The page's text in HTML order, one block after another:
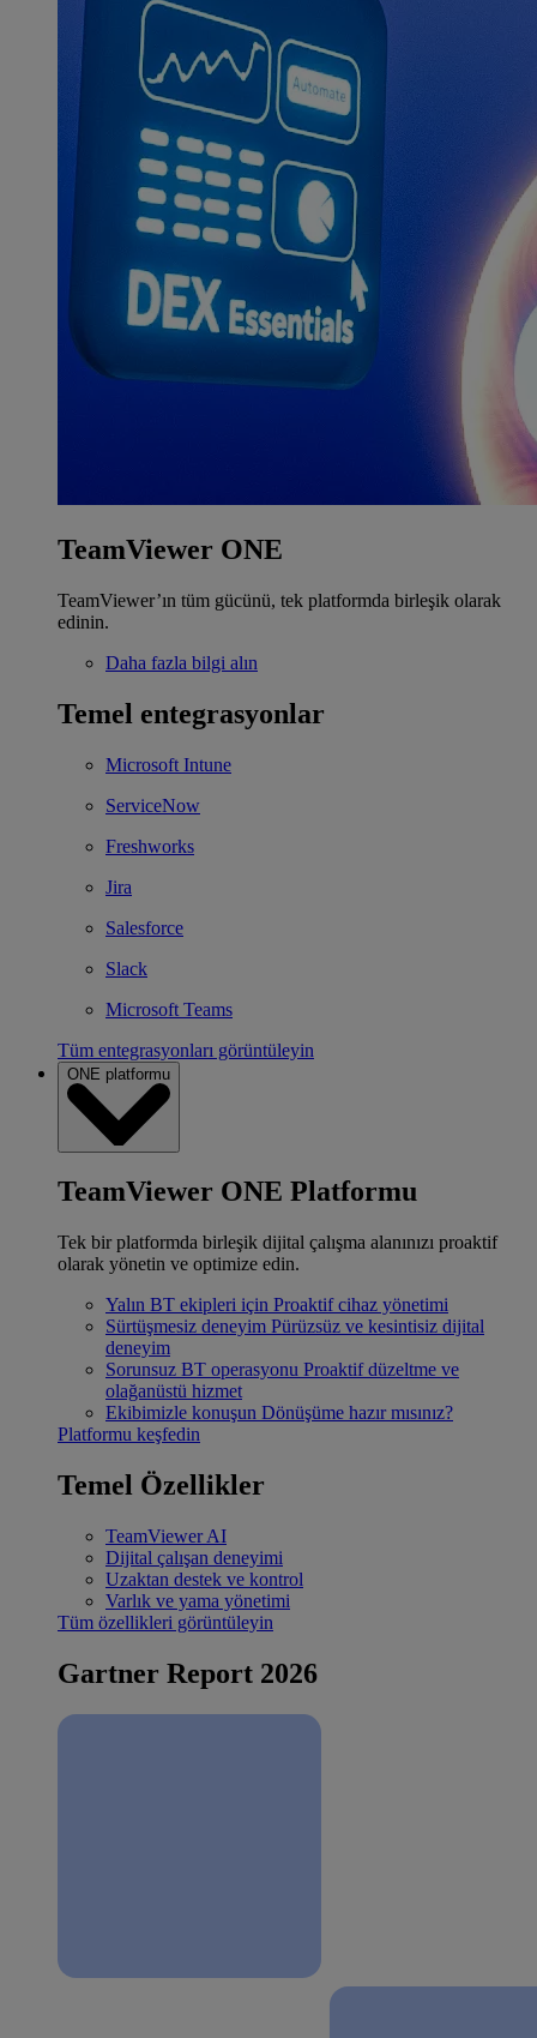
TeamViewer ONE
TeamViewer’ın tüm gücünü, tek platformda birleşik olarak
edinin.
Daha fazla bilgi alın
Temel entegrasyonlar
Microsoft Intune
ServiceNow
Freshworks
Jira
Salesforce
Slack
Microsoft Teams
Tüm entegrasyonları görüntüleyin
ONE platformu
TeamViewer ONE Platformu
Tek bir platformda birleşik dijital çalışma alanınızı proaktif
olarak yönetin ve optimize edin.
Yalın BT ekipleri için Proaktif cihaz yönetimi
Sürtüşmesiz deneyim Pürüzsüz ve kesintisiz dijital
deneyim
Sorunsuz BT operasyonu Proaktif düzeltme ve
olağanüstü hizmet
Ekibimizle konuşun Dönüşüme hazır mısınız?
Platformu keşfedin
Temel Özellikler
TeamViewer AI
Dijital çalışan deneyimi
Uzaktan destek ve kontrol
Varlık ve yama yönetimi
Tüm özellikleri görüntüleyin
Gartner Report 2026